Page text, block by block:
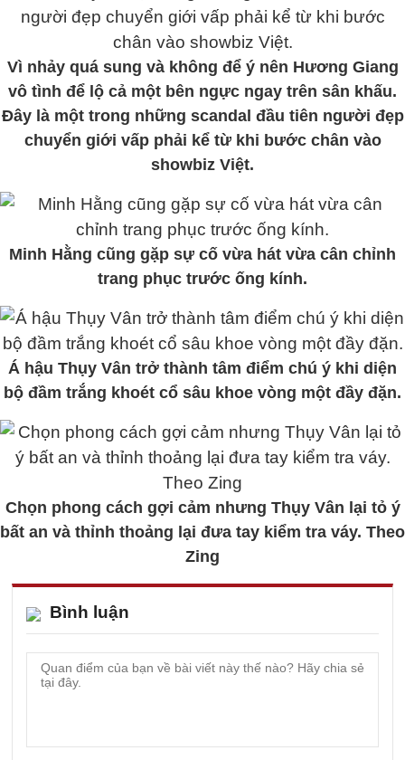
Vì nhảy quá sung và không để ý nên Hương Giang
vô tình để lộ cả một bên ngực ngay trên sân khấu.
Đây là một trong những scandal đầu tiên người đẹp
chuyển giới vấp phải kể từ khi bước chân vào
showbiz Việt.
Minh Hằng cũng gặp sự cố vừa hát vừa cân chỉnh
trang phục trước ống kính.
Á hậu Thụy Vân trở thành tâm điểm chú ý khi diện
bộ đầm trắng khoét cổ sâu khoe vòng một đầy đặn.
Chọn phong cách gợi cảm nhưng Thụy Vân lại tỏ ý
bất an và thỉnh thoảng lại đưa tay kiểm tra váy. Theo
Zing
Bình luận